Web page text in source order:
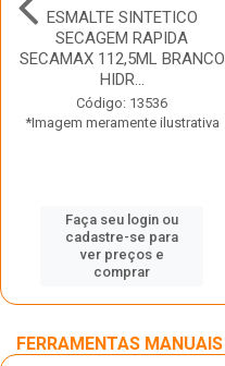
ESMALTE SINTETICO
SECAGEM RAPIDA
SECAMAX 112,5ML BRANCO
HIDR...
Código: 13536
*Imagem meramente ilustrativa
Faça seu login ou
cadastre-se para
ver preços e
comprar
FERRAMENTAS MANUAIS